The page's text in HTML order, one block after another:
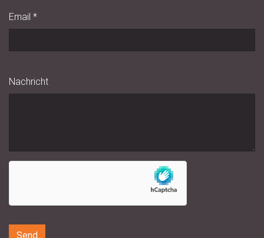
Email *
Nachricht